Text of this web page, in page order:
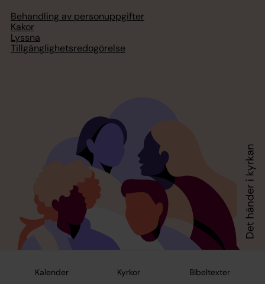
Kalender Kyrkor Bibeltexter
Behandling av personuppgifter
Kakor
Lyssna
Tillgänglighetsredogörelse